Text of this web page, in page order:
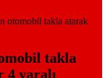
otomobil takla atarak
takla
4 yaralı